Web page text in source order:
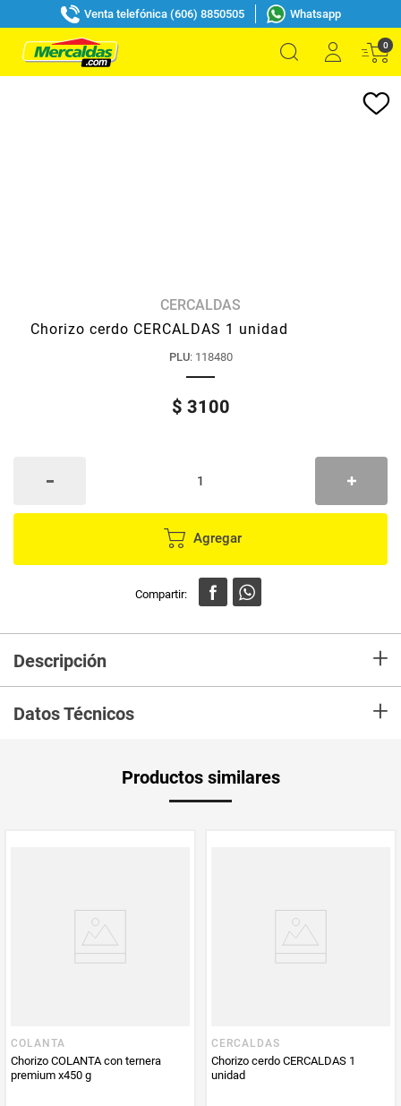
Venta telefónica (606) 8850505 Whatsapp
0
CERCALDAS
Chorizo cerdo CERCALDAS 1 unidad
PLU: 118480
$ 3100
Agregar
Descripción +
Datos Técnicos +
Productos similares
COLANTA
Chorizo COLANTA con ternera
premium x450 g
CERCALDAS
Chorizo cerdo CERCALDAS 1
unidad